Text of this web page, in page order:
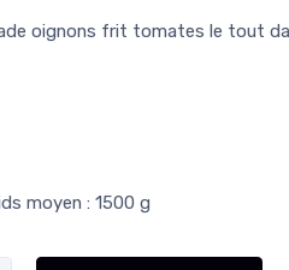
oignons frit tomates le tout
moyen : 1500 g